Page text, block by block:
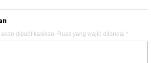
dipublikasikan. Ruas yang wajib ditandai *